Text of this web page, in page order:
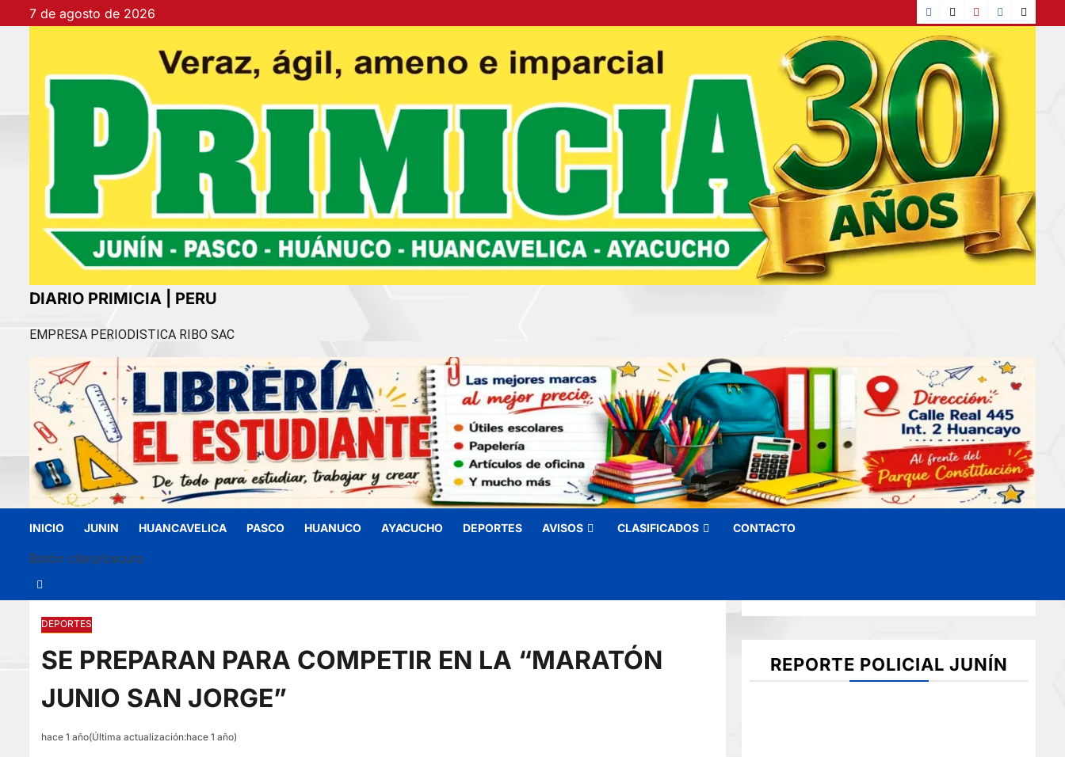
al
7 de agosto de 2026 Facebook
TikTokYouTube
Instagram
X
DIARIO PRIMICIA | PERU
EMPRESA PERIODISTICA RIBO SAC
INICIO JUNIN HUANCAVELICA PASCO HUANUCO AYACUCHO DEPORTES AVISOS CLASIFICADOS CONTACTO
Botón claro/oscuro
DEPORTES
SE PREPARAN PARA COMPETIR EN LA “MARATÓN
JUNIO SAN JORGE”
hace 1 año(Última actualización:hace 1 año)
REPORTE POLICIAL JUNÍN